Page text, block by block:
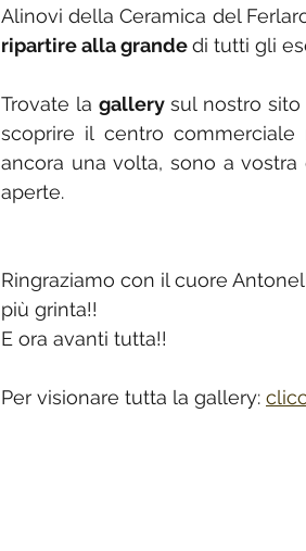
Alinovi della Ceramica del
ripartire alla grande di tutti gli
Trovate la gallery sul nostro sito
scoprire il centro
ancora una volta, sono a
aperte.
Ringraziamo con il cuore
più grinta!!
E ora avanti tutta!!
Per visionare tutta la gallery: